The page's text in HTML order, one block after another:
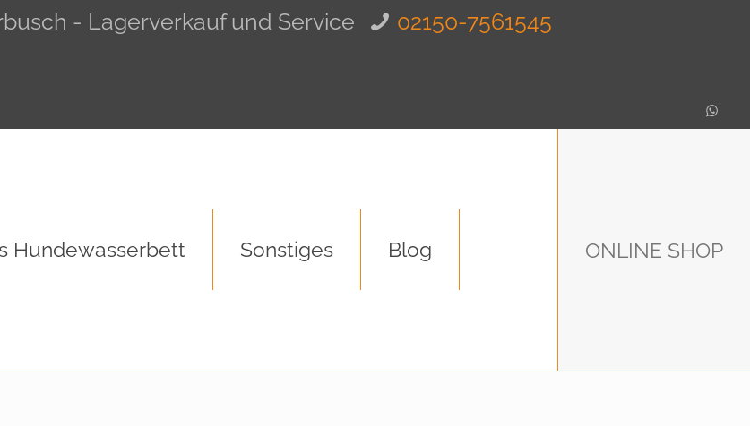
- Lagerverkauf und Service
02150-7561545
Hundewasserbett Sonstiges Blog ONLINE SHOP